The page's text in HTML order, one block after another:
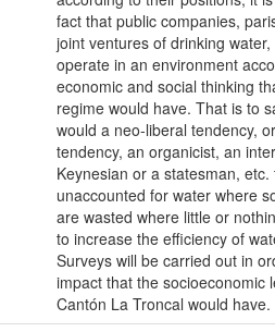
fact that public companies,
joint ventures of drinking
operate in an environment
economic and social thinking
regime would have. That is to
would a neo-liberal tendency,
tendency, an organicist, an
Keynesian or a statesman,
unaccounted for water where
are wasted where little or
to increase the efficiency of
Surveys will be carried out in
impact that the socioeconomic
Cantón La Troncal would have.